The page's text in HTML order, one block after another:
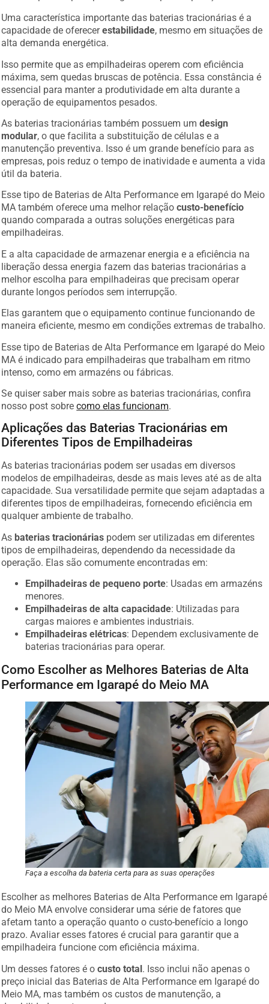
Uma característica importante das baterias tracionárias é a
capacidade de oferecerestabilidade , mesmo em situações de
alta demanda energética.
Isso permite que as empilhadeiras operem com eficiência
máxima, sem quedas bruscas de potência. Essa constância é
essencial para manter a produtividade em alta durante a
operação de equipamentos pesados.
As baterias tracionárias também possuem umdesign
modular , o que facilita a substituição de células e a
manutenção preventiva. Isso é um grande benefício para as
empresas, pois reduz o tempo de inatividade e aumenta a vida
útil da bateria.
Esse tipo de Baterias de Alta Performance em Igarapé do Meio
MA também oferece uma melhor relaçãocusto-benefício
quando comparada a outras soluções energéticas para
empilhadeiras.
E a alta capacidade de armazenar energia e a eficiência na
liberação dessa energia fazem das baterias tracionárias a
melhor escolha para empilhadeiras que precisam operar
durante longos períodos sem interrupção.
Elas garantem que o equipamento continue funcionando de
maneira eficiente, mesmo em condições extremas de trabalho.
Esse tipo de Baterias de Alta Performance em Igarapé do Meio
MA é indicado para empilhadeiras que trabalham em ritmo
intenso, como em armazéns ou fábricas.
Se quiser saber mais sobre as baterias tracionárias, confira
nosso post sobrecomo elas funcionam
Aplicações das Baterias Tracionárias em
Diferentes Tipos de Empilhadeiras
As baterias tracionárias podem ser usadas em diversos
modelos de empilhadeiras, desde as mais leves até as de alta
capacidade. Sua versatilidade permite que sejam adaptadas a
diferentes tipos de empilhadeiras, fornecendo eficiência em
qualquer ambiente de trabalho.
As baterias tracionárias podem ser utilizadas em diferentes
tipos de empilhadeiras, dependendo da necessidade da
operação. Elas são comumente encontradas em:
Empilhadeiras de pequeno porte: Usadas em armazéns
menores.
Empilhadeiras de alta capacidade: Utilizadas para
cargas maiores e ambientes industriais.
Empilhadeiras elétricas: Dependem exclusivamente de
baterias tracionárias para operar.
Como Escolher as Melhores Baterias de Alta
Performance em Igarapé do Meio MA
Faça a escolha da bateria certa para as suas operações
Escolher as melhores Baterias de Alta Performance em Igarapé
do Meio MA envolve considerar uma série de fatores que
afetam tanto a operação quanto o custo-benefício a longo
prazo. Avaliar esses fatores é crucial para garantir que a
empilhadeira funcione com eficiência máxima.
Um desses fatores é ocusto total . Isso inclui não apenas o
preço inicial das Baterias de Alta Performance em Igarapé do
Meio MA, mas também os custos de manutenção, a